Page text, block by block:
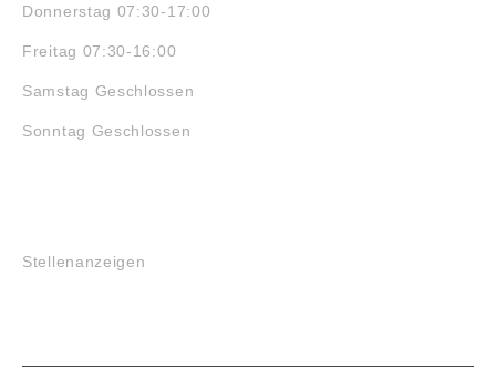
Donnerstag 07:30-17:00
Freitag 07:30-16:00
Samstag Geschlossen
Sonntag Geschlossen
Stellenanzeigen